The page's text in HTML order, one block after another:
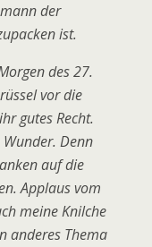
der
ist.
des 27.
vor die
gutes Recht.
Denn
auf die
Applaus vom
meine Knilche
anderes Thema